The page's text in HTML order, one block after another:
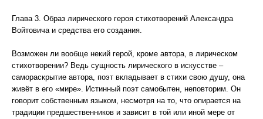
Глава 3. Образ лирического героя стихотворений Александра
Войтовича и средства его создания.
Возможен ли вообще некий герой, кроме автора, в лирическом
стихотворении? Ведь сущность лирического в искусстве –
самораскрытие автора, поэт вкладывает в стихи свою душу, она
живёт в его «мире». Истинный поэт самобытен, неповторим. Он
говорит собственным языком, несмотря на то, что опирается на
традиции предшественников и зависит в той или иной мере от